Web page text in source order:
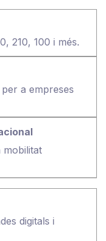
210, 100 i més.
a empreses
mobilitat
digitals i